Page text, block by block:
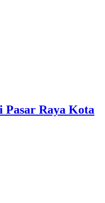
Raya Kota